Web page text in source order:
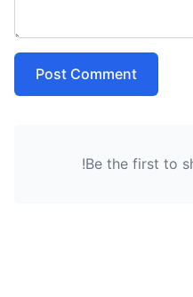
Post Comment
Be the first to